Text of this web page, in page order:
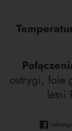
ostrygi, foie
letni